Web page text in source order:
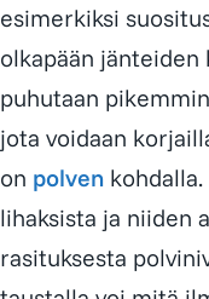
esimerkiksi
olkapään
puhutaan
jota voidaan
on polven
lihaksista ja niiden
rasituksesta